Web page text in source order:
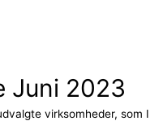
Juni 2023
virksomheder, som I